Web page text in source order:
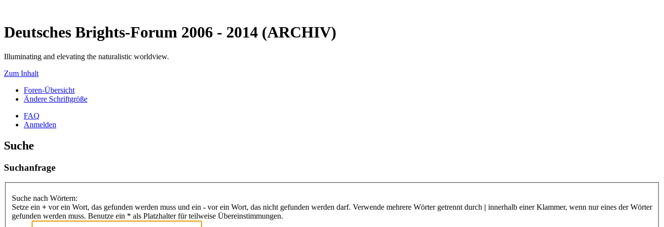
Deutsches Brights-Forum 2006 - 2014 (ARCHIV)
Illuminating and elevating the naturalistic worldview.
Zum Inhalt
Foren-Übersicht
Ändere Schriftgröße
FAQ
Anmelden
Suche
Suchanfrage
Suche nach Wörtern:
Setze ein + vor ein Wort, das gefunden werden muss und ein - vor ein Wort, das nicht gefunden werden darf. Verwende mehrere Wörter getrennt durch | innerhalb einer Klammer, wenn nur eines der Wörter
gefunden werden muss. Benutze ein * als Platzhalter für teilweise Übereinstimmungen.